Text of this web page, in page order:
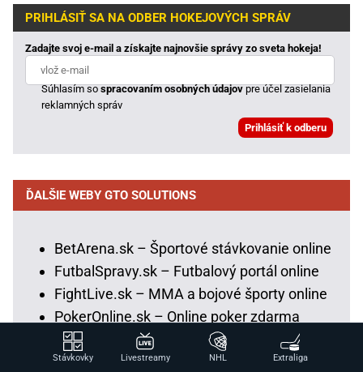
PRIHLÁSIŤ SA NA ODBER HOKEJOVÝCH SPRÁV
Zadajte svoj e-mail a získajte najnovšie správy zo sveta hokeja!
Súhlasím sospracovaním osobných údajovpre účel zasielania
reklamných správ
ĎALŠIE WEBY GTO SOLUTIONS
BetArena.sk – Športové stávkovanie online
FutbalSpravy.sk – Futbalový portál online
FightLive.sk – MMA a bojové športy online
PokerOnline.sk – Online poker zdarma
CasinoHryZdarma.sk – Casino hry
zadarmo
Stávkovky Livestreamy NHL Extraliga